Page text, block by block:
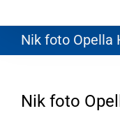
Nik foto Opella
Nik foto